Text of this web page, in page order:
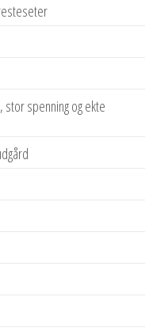
spenning og ekte